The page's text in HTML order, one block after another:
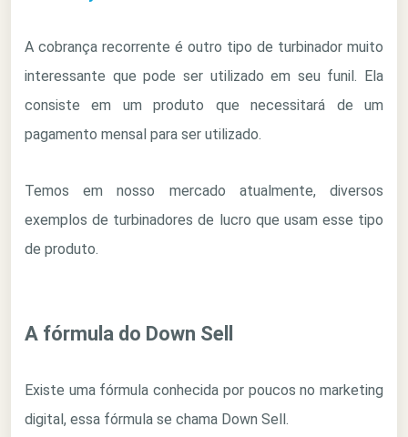
A cobrança recorrente é outro tipo de turbinador muito
interessante que pode ser utilizado em seu funil. Ela
consiste em um produto que necessitará de um
pagamento mensal para ser utilizado.
Temos em nosso mercado atualmente, diversos
exemplos de turbinadores de lucro que usam esse tipo
de produto.
A fórmula do Down Sell
Existe uma fórmula conhecida por poucos no marketing
digital, essa fórmula se chama Down Sell.